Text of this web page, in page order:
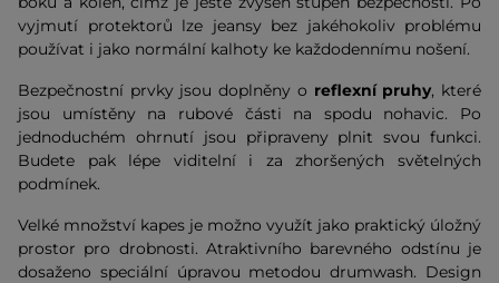
vyjmutí protektorů lze jeansy bez jakéhokoliv problému
používat i jako normální kalhoty ke každodennímu nošení.
Bezpečnostní prvky jsou doplněny o reflexní pruhy, které
jsou umístěny na rubové části na spodu nohavic. Po
jednoduchém ohrnutí jsou připraveny plnit svou funkci.
Budete pak lépe viditelní i za zhoršených světelných
podmínek.
Velké množství kapes je možno využít jako praktický úložný
prostor pro drobnosti. Atraktivního barevného odstínu je
dosaženo speciální úpravou metodou drumwash. Design